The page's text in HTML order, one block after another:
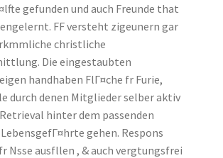
gefunden und auch Freunde that
FF versteht zigeunern gar
christliche
Die eingestaubten
handhaben FlГ¤che fr Furie,
durch denen Mitglieder selber aktiv
hinter dem passenden
gehen. Respons
Nsse ausfllen , & auch vergtungsfrei